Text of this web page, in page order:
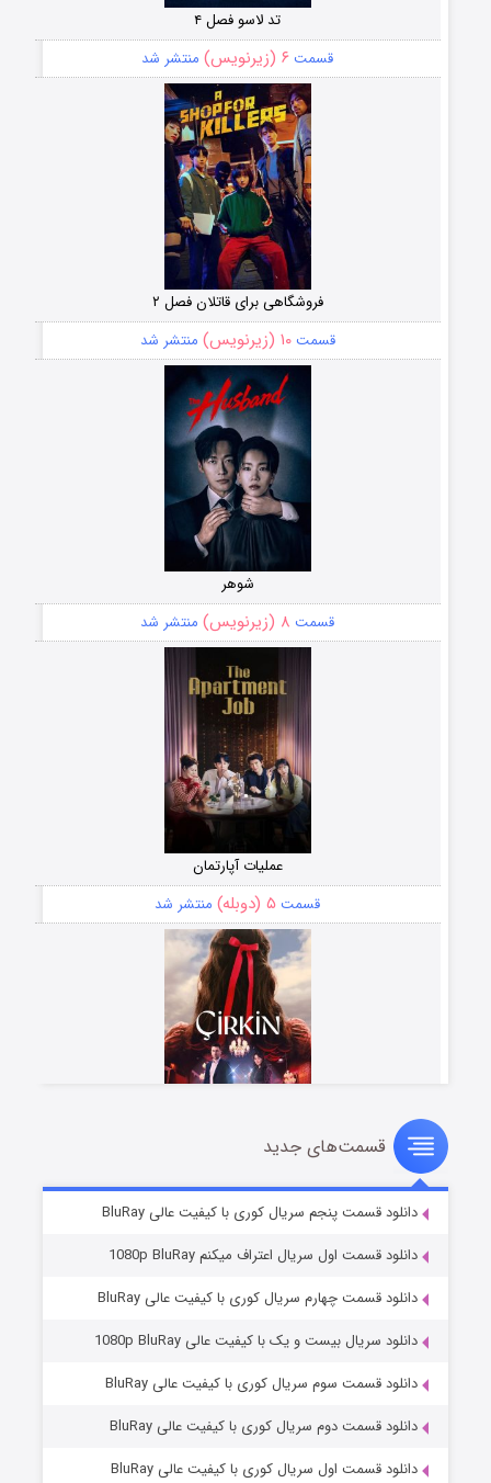
تد لاسو فصل ۴
قسمت ۶ (زیرنویس) منتشر شد
فروشگاهی برای قاتلان فصل ۲
قسمت۱۰ (زیرنویس) منتشر شد
شوهر
قسمت ۸ (زیرنویس) منتشر شد
عملیات آپارتمان
قسمت ۵ (دوبله) منتشر شد
سریال زشت
قسمت۲ (زیرنویس) منتشر شد
مردگان متحرک: شهر مرده ۳
قسمت۲ (زیرنویس) منتشر شد
قسمت‌های جدید
دانلود قسمت پنجم سریال کوری با کیفیت عالی BluRay
دانلود قسمت اول سریال اعتراف میکنم 1080p BluRay
دانلود قسمت چهارم سریال کوری با کیفیت عالی BluRay
دانلود سریال بیست و یک با کیفیت عالی 1080p BluRay
دانلود قسمت سوم سریال کوری با کیفیت عالی BluRay
دانلود قسمت دوم سریال کوری با کیفیت عالی BluRay
دانلود قسمت اول سریال کوری با کیفیت عالی BluRay